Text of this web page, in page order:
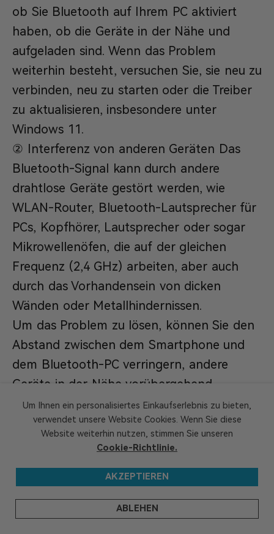
ob Sie Bluetooth auf Ihrem PC aktiviert
haben, ob die Geräte in der Nähe und
aufgeladen sind. Wenn das Problem
weiterhin besteht, versuchen Sie, sie neu zu
verbinden, neu zu starten oder die Treiber
zu aktualisieren, insbesondere unter
Windows 11.
② Interferenz von anderen Geräten Das
Bluetooth-Signal kann durch andere
drahtlose Geräte gestört werden, wie
WLAN-Router, Bluetooth-Lautsprecher für
PCs, Kopfhörer, Lautsprecher oder sogar
Mikrowellenöfen, die auf der gleichen
Frequenz (2,4 GHz) arbeiten, aber auch
durch das Vorhandensein von dicken
Wänden oder Metallhindernissen.
Um das Problem zu lösen, können Sie den
Abstand zwischen dem Smartphone und
dem Bluetooth-PC verringern, andere
Geräte in der Nähe vorübergehend
deaktivieren oder sich in einen Bereich mit
weniger Störquellen begeben.
GEEKOM
GEEKOM hat seine Forschungs- und
Entwicklungszentrale in Taiwan und
Um Ihnen ein personalisiertes Einkaufserlebnis zu bieten,
verwendet unsere Website Cookies. Wenn Sie diese
Website weiterhin nutzen, stimmen Sie unseren
Cookie-Richtlinie.
AKZEPTIEREN
ABLEHEN